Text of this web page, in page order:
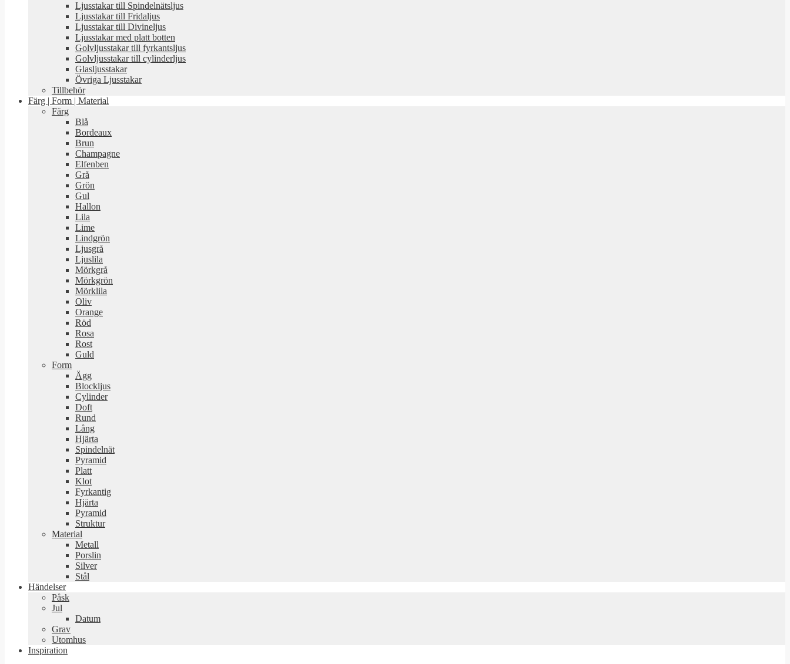
Ljusstakar till Spindelnätsljus
Ljusstakar till Fridaljus
Ljusstakar till Divineljus
Ljusstakar med platt botten
Golvljusstakar till fyrkantsljus
Golvljusstakar till cylinderljus
Glasljusstakar
Övriga Ljusstakar
Tillbehör
Färg | Form | Material
Färg
Blå
Bordeaux
Brun
Champagne
Elfenben
Grå
Grön
Gul
Hallon
Lila
Lime
Lindgrön
Ljusgrå
Ljuslila
Mörkgrå
Mörkgrön
Mörklila
Oliv
Orange
Röd
Rosa
Rost
Guld
Form
Ägg
Blockljus
Cylinder
Doft
Rund
Lång
Hjärta
Spindelnät
Pyramid
Platt
Klot
Fyrkantig
Hjärta
Pyramid
Struktur
Material
Metall
Porslin
Silver
Stål
Händelser
Påsk
Jul
Datum
Grav
Utomhus
Inspiration